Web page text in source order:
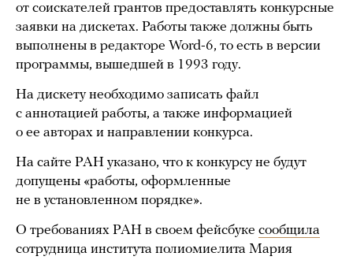
от соискателей грантов предоставлять конкурсные
заявки на дискетах. Работы также должны быть
выполнены в редакторе Word-6, то есть в версии
программы, вышедшей в 1993 году.
На дискету необходимо записать файл
с аннотацией работы, а также информацией
о ее авторах и направлении конкурса.
На сайте РАН указано, что к конкурсу не будут
допущены «работы, оформленные
не в установленном порядке».
О требованиях РАН в своем фейсбуке сообщила
сотрудница института полиомиелита Мария